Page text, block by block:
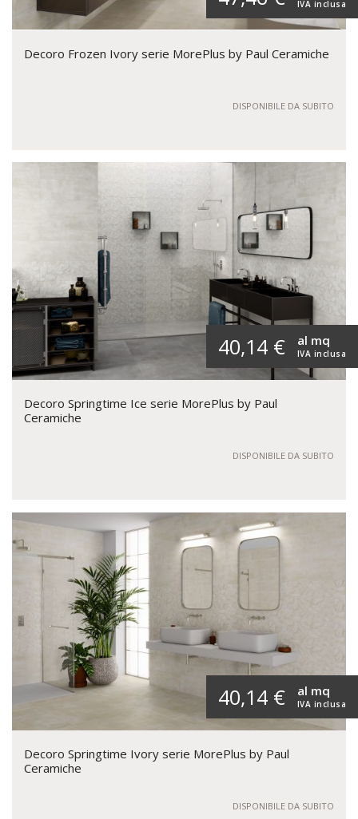
IVA inclusa
Decoro Frozen Ivory serie MorePlus by Paul Ceramiche
DISPONIBILE DA SUBITO
40,14 € IVA inclusa
al mq
Decoro Springtime Ice serie MorePlus by Paul
Ceramiche
DISPONIBILE DA SUBITO
40,14 € IVA inclusa
al mq
Decoro Springtime Ivory serie MorePlus by Paul
Ceramiche
DISPONIBILE DA SUBITO